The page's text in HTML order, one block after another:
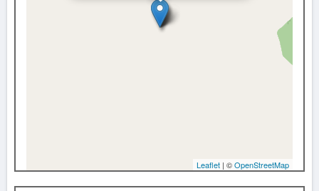
Leaflet | ©OpenStreetMap